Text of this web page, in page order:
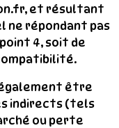
et résultant
ne répondant pas
4, soit de
être
indirects (tels
ou perte